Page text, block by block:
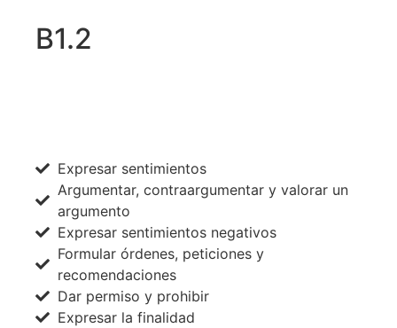
B1.2
Expresar sentimientos
Argumentar, contraargumentar y valorar un
argumento
Expresar sentimientos negativos
Formular órdenes, peticiones y
recomendaciones
Dar permiso y prohibir
Expresar la finalidad